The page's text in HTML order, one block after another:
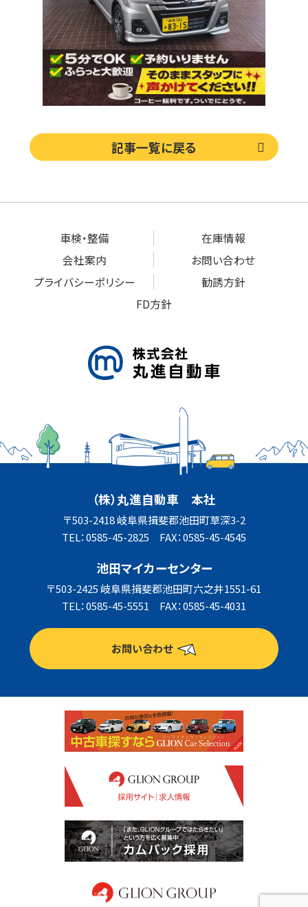
記事一覧に戻る
車検・整備
在庫情報
会社案内
お問い合わせ
プライバシーポリシー
勧誘方針
FD方針
（株）丸進自動車 本社
〒503-2418 岐阜県揖斐郡池田町草深3-2
TEL：0585-45-2825 FAX：0585-45-4545
池田マイカーセンター
〒503-2425 岐阜県揖斐郡池田町六之井1551-61
TEL：0585-45-5551 FAX：0585-45-4031
お問い合わせ